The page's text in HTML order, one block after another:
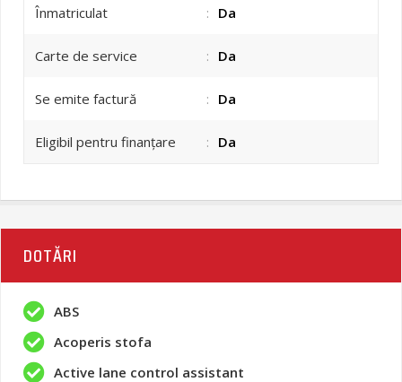
Înmatriculat : Da
Carte de service : Da
Se emite factură : Da
Eligibil pentru finanțare : Da
DOTĂRI
ABS
Acoperis stofa
Active lane control assistant